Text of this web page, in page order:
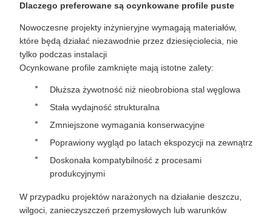
Dlaczego preferowane są ocynkowane profile puste
Nowoczesne projekty inżynieryjne wymagają materiałów,
które będą działać niezawodnie przez dziesięciolecia, nie
tylko podczas instalacji
Ocynkowane profile zamknięte mają istotne zalety:
Dłuższa żywotność niż nieobrobiona stal węglowa
Stała wydajność strukturalna
Zmniejszone wymagania konserwacyjne
Poprawiony wygląd po latach ekspozycji na zewnątrz
Doskonała kompatybilność z procesami
produkcyjnymi
W przypadku projektów narażonych na działanie deszczu,
wilgoci, zanieczyszczeń przemysłowych lub warunków